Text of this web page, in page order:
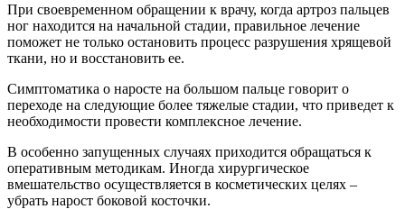
При своевременном обращении к врачу, когда артроз пальцев
ног находится на начальной стадии, правильное лечение
поможет не только остановить процесс разрушения хрящевой
ткани, но и восстановить ее.
Симптоматика о наросте на большом пальце говорит о
переходе на следующие более тяжелые стадии, что приведет к
необходимости провести комплексное лечение.
В особенно запущенных случаях приходится обращаться к
оперативным методикам. Иногда хирургическое
вмешательство осуществляется в косметических целях –
убрать нарост боковой косточки.